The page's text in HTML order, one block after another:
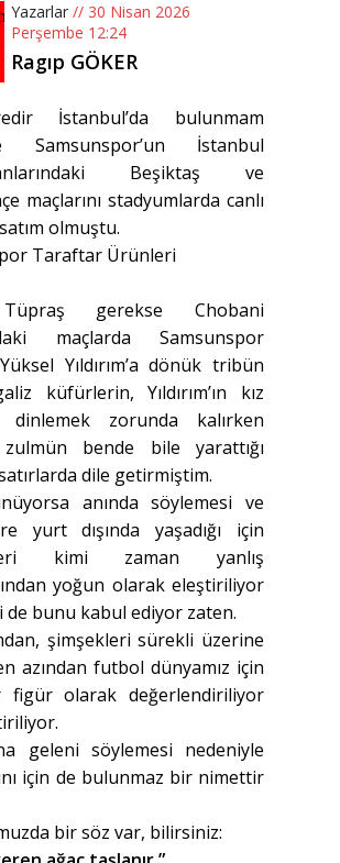
Yazarlar // 30 Nisan 2026
Perşembe 12:24
Ragıp GÖKER
İstanbul’da bulunmam
Samsunspor’un İstanbul
Beşiktaş ve
maçlarını stadyumlarda canlı
olmuştu.
Taraftar Ürünleri
gerekse Chobani
maçlarda Samsunspor
Yıldırım’a dönük tribün
küfürlerin, Yıldırım’ın kız
dinlemek zorunda kalırken
zulmün bende bile yarattığı
dile getirmiştim.
anında söylemesi ve
yurt dışında yaşadığı için
kimi zaman yanlış
yoğun olarak eleştiriliyor
de bunu kabul ediyor zaten.
şimşekleri sürekli üzerine
azından futbol dünyamız için
figür olarak değerlendiriliyor
geleni söylemesi nedeniyle
için de bulunmaz bir nimettir
bir söz var, bilirsiniz: